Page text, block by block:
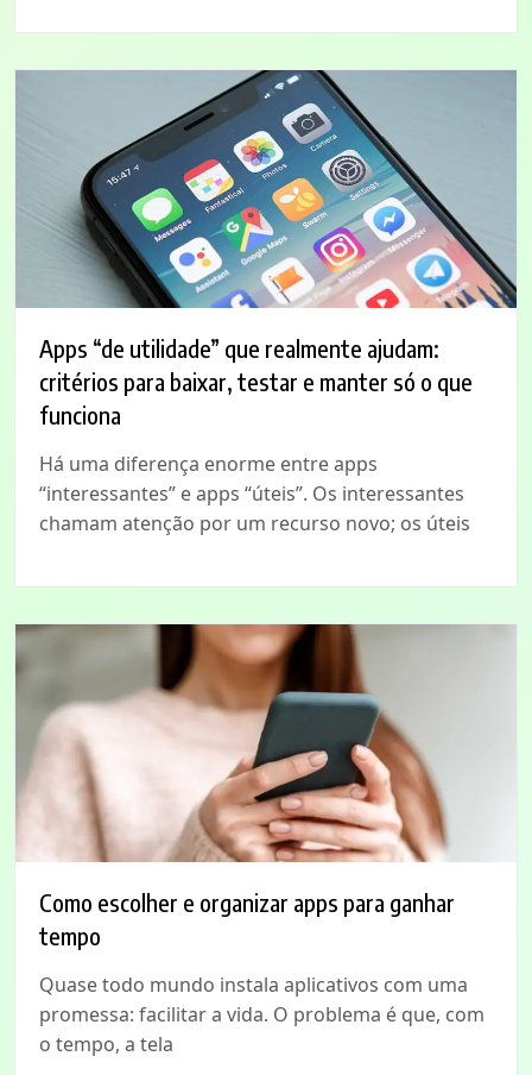
Apps “de utilidade” que realmente ajudam:
critérios para baixar, testar e manter só o que
funciona
Há uma diferença enorme entre apps
“interessantes” e apps “úteis”. Os interessantes
chamam atenção por um recurso novo; os úteis
Como escolher e organizar apps para ganhar
tempo
Quase todo mundo instala aplicativos com uma
promessa: facilitar a vida. O problema é que, com
o tempo, a tela